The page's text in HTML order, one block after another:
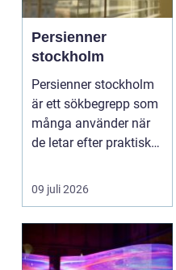
Persienner
stockholm
Persienner stockholm
är ett sökbegrepp som
många använder när
de letar efter praktiska
09 juli 2026